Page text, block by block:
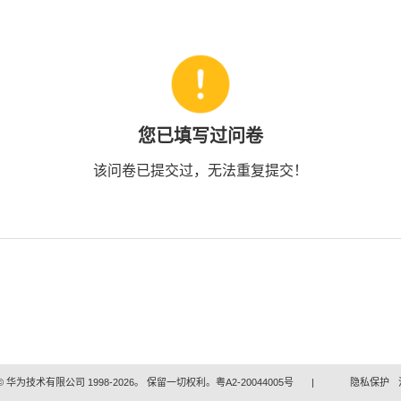
您已填写过问卷
该问卷已提交过，无法重复提交！
华为技术有限公司 1998-2026。 保留一切权利。粤A2-20044005号 | 隐私保护